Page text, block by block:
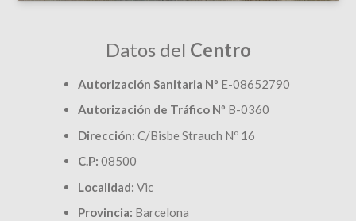
Datos del Centro
Autorización Sanitaria Nº E-08652790
Autorización de Tráfico Nº B-0360
Dirección: C/Bisbe Strauch Nº 16
C.P: 08500
Localidad: Vic
Provincia: Barcelona